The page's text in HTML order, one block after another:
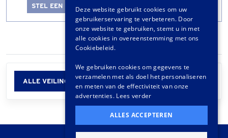
STEL EEN LOTALERT IN
ALLE VEILINGINFORMATIE
GERMAN
FRENCH
Deze website gebruikt cookies om uw
gebruikerservaring te verbeteren. Door
onze website te gebruiken, stemt u in met
alle cookies in overeenstemming met ons
Cookiebeleid.
We gebruiken cookies om gegevens te
verzamelen met als doel het personaliseren
en meten van de effectiviteit van onze
advertenties. Lees verder
ALLES ACCEPTEREN